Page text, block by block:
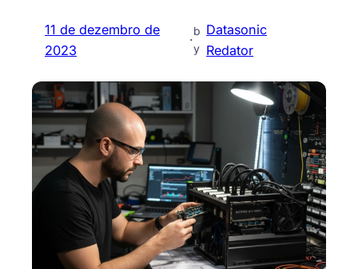
11 de dezembro de
2023
·
b
y
Datasonic
Redator